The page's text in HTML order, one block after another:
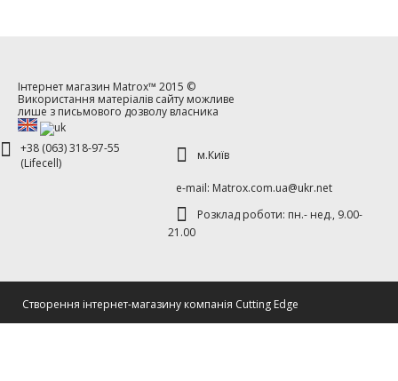
Інтернет магазин Matrox™ 2015 ©
Використання матеріалів сайту можливе
лише з письмового дозволу власника
+38 (063) 318-97-55
(Lifecell)
м.Київ
е-mаil: Matrox.com.ua@ukr.net
Розклад роботи: пн.- нед., 9.00-
21.00
Cтворення інтернет-магазину компанія Cutting Edge